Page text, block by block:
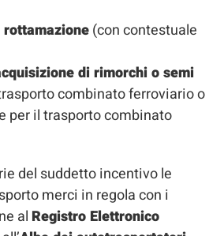
rottamazione(con contestuale
di rimorchi o semi
combinato ferroviario o
per il trasporto combinato
del suddetto incentivo le
merci in regola con i
al Registro Elettronico